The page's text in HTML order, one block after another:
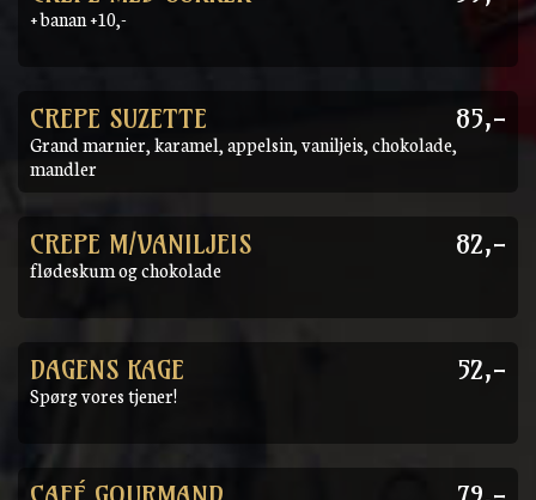
+ banan +10,-
CREPE SUZETTE
Grand marnier, karamel, appelsin, vaniljeis, chokolade,
mandler
85,-
CREPE M/VANILJEIS
flødeskum og chokolade
82,-
DAGENS KAGE
Spørg vores tjener!
52,-